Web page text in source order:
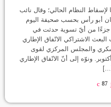
النظام الحالي؛ وقال نائب
أبو رأس بحسب صحيفة اليوم
جزءًا من أيّ تسوية حدثت في
الاشتراكي الاتّفاق الإطاري
والمجلس المركزي لقوى
الحرية والتغيير، يشرعن انقلاب 25 أكتوبر. ونوّه إلى أنّ الاتّفاق الإطاري
[…]
87